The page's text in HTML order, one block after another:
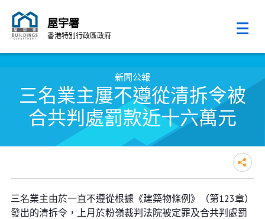
屋宇署
香港特別行政區政府
新聞公報
三名業主屢不遵從清拆令被
合共判處罰款近十六萬元
三名業主屢不遵從清拆令被合共判
處罰款近十六萬元
三名業主由於一直不遵從根據《建築物條例》（第123章）
發出的清拆令，上月於粉嶺裁判法院被定罪及合共判處罰